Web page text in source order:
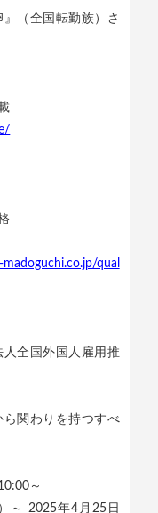
（全国転勤族）さ
qual
全国外国人雇用推
関わりを持つすべ
～
～ 2025年4月25日